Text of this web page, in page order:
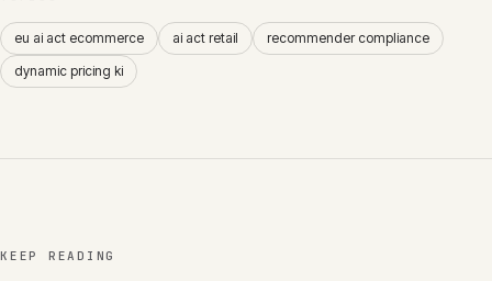
eu ai act ecommerce ai act retail
recommender compliance
dynamic pricing ki
KEEP READING